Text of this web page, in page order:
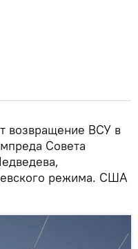
возвращение ВСУ в
Совета
режима. США